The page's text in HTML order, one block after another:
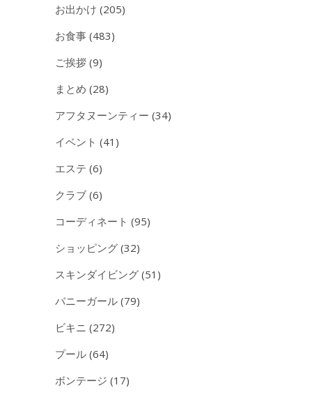
お出かけ (205)
お食事 (483)
ご挨拶 (9)
まとめ (28)
アフタヌーンティー (34)
イベント (41)
エステ (6)
クラブ (6)
コーディネート (95)
ショッピング (32)
スキンダイビング (51)
バニーガール (79)
ビキニ (272)
プール (64)
ボンテージ (17)